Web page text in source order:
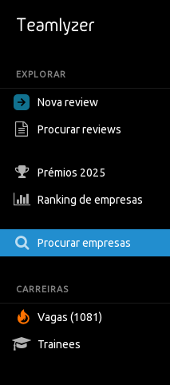
EXPLORAR
Nova review
Procurar reviews
Prémios 2025
Ranking de empresas
Procurar empresas
CARREIRAS
Vagas (1081)
Trainees